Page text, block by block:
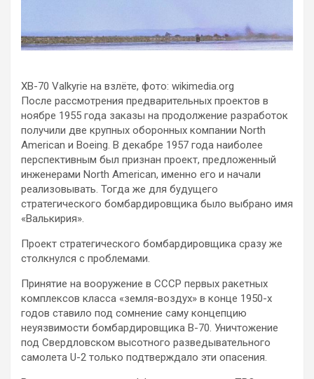
XB-70 Valkyrie на взлёте, фото: wikimedia.org
После рассмотрения предварительных проектов в
ноябре 1955 года заказы на продолжение разработок
получили две крупных оборонных компании North
American и Boeing. В декабре 1957 года наиболее
перспективным был признан проект, предложенный
инженерами North American, именно его и начали
реализовывать. Тогда же для будущего
стратегического бомбардировщика было выбрано имя
«Валькирия».
Проект стратегического бомбардировщика сразу же
столкнулся с проблемами.
Принятие на вооружение в СССР первых ракетных
комплексов класса «земля-воздух» в конце 1950-х
годов ставило под сомнение саму концепцию
неуязвимости бомбардировщика B-70. Уничтожение
под Свердловском высотного разведывательного
самолета U-2 только подтверждало эти опасения.